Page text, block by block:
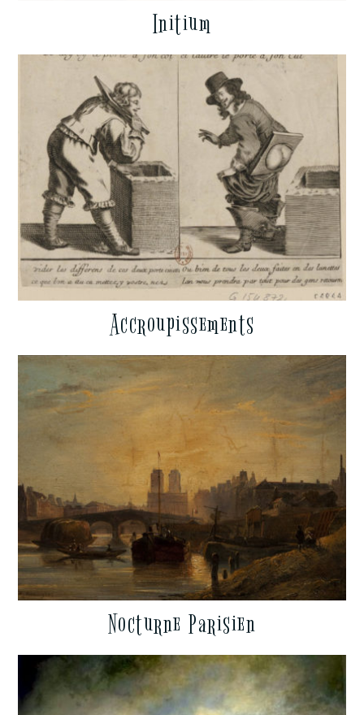
Initium
Accroupissements
Nocturne Parisien